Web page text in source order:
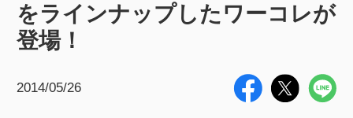
をラインナップしたワーコレが
登場！
2014/05/26